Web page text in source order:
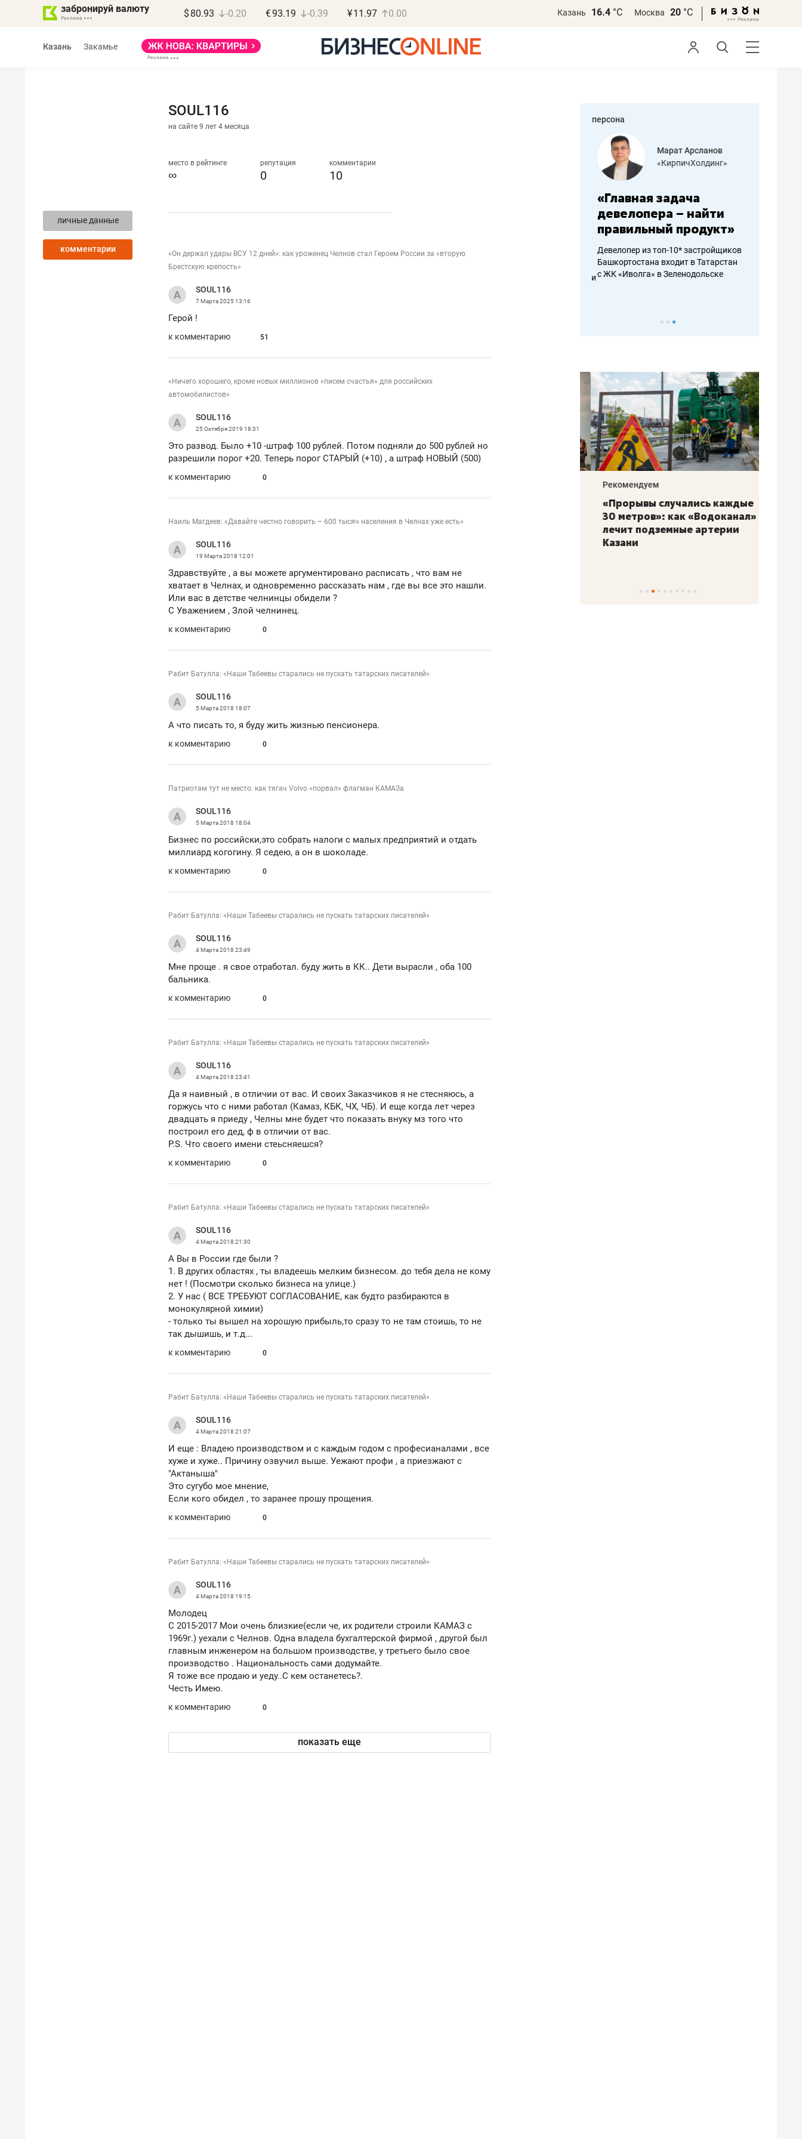
забронируй валюту $ 80.93 -0.20 €93.19 -0.39 ¥11.97 0.00 Казань 16.4 °С Москва 20 °С
Казань Закамье
личные данные
комментарии
SOUL116
на сайте 9 лет 4 месяца
место в рейтинге
∞
репутация
0
комментарии
10
«Он держал удары ВСУ 12 дней»: как уроженец Челнов стал Героем России за «вторую
Брестскую крепость»
SOUL116
7 Марта 202513:16
Герой !
к комментарию 51
«Ничего хорошего, кроме новых миллионов «писем счастья» для российских
автомобилистов»
SOUL116
25 Октября 2019 18:31
Это развод. Было +10 -штраф 100 рублей. Потом подняли до 500 рублей но
разрешили порог +20. Теперь порог СТАРЫЙ (+10) , а штраф НОВЫЙ (500)
к комментарию 0
Наиль Магдеев: «Давайте честно говорить – 600 тысяч населения в Челнах уже есть»
SOUL116
19 Марта 2018 12:01
Здравствуйте , а вы можете аргументировано расписать , что вам не
хватает в Челнах, и одновременно рассказать нам , где вы все это нашли.
Или вас в детстве челнинцы обидели ?
С Уважением , Злой челнинец.
к комментарию 0
Рабит Батулла: «Наши Табеевы старались не пускать татарских писателей»
SOUL116
5 Марта 2018 18:07
А что писать то, я буду жить жизнью пенсионера.
к комментарию 0
Патриотам тут не место: как тягач Volvo «порвал» флагман КАМАЗа
SOUL116
5 Марта 2018 18:04
Бизнес по российски,это собрать налоги с малых предприятий и отдать
миллиард когогину. Я седею, а он в шоколаде.
к комментарию 0
Рабит Батулла: «Наши Табеевы старались не пускать татарских писателей»
SOUL116
4 Марта 2018 23:49
Мне проще . я свое отработал. буду жить в КК.. Дети вырасли , оба 100
бальника.
к комментарию 0
Рабит Батулла: «Наши Табеевы старались не пускать татарских писателей»
SOUL116
4 Марта 2018 23:41
Да я наивный , в отличии от вас. И своих Заказчиков я не стесняюсь, а
горжусь что с ними работал (Камаз, КБК, ЧХ, ЧБ). И еще когда лет через
двадцать я приеду , Челны мне будет что показать внуку мз того что
построил его дед, ф в отличии от вас.
P.S. Что своего имени стеьсняешся?
к комментарию 0
Рабит Батулла: «Наши Табеевы старались не пускать татарских писателей»
SOUL116
4 Марта 2018 21:30
А Вы в России где были ?
1. В других областях , ты владеешь мелким бизнесом. до тебя дела не кому
нет ! (Посмотри сколько бизнеса на улице.)
2. У нас ( ВСЕ ТРЕБУЮТ СОГЛАСОВАНИЕ, как будто разбираются в
монокулярной химии)
- только ты вышел на хорошую прибыль,то сразу то не там стоишь, то не
так дышишь, и т.д...
к комментарию 0
Рабит Батулла: «Наши Табеевы старались не пускать татарских писателей»
SOUL116
4 Марта 2018 21:07
И еще : Владею производством и с каждым годом с професианалами , все
хуже и хуже.. Причину озвучил выше. Уежают профи , а приезжают с
"Актаныша"
Это сугубо мое мнение,
Если кого обидел , то заранее прошу прощения.
к комментарию 0
Рабит Батулла: «Наши Табеевы старались не пускать татарских писателей»
SOUL116
4 Марта 2018 19:15
Молодец
С 2015-2017 Мои очень близкие(если че, их родители строили КАМАЗ с
1969г.) уехали с Челнов. Одна владела бухгалтерской фирмой , другой был
главным инженером на большом производстве, у третьего было свое
производство . Национальность сами додумайте.
Я тоже все продаю и уеду..С кем останетесь?.
Честь Имею.
к комментарию 0
показать еще
персона
«КирпичХолдинг»
девелопера – найти
правильный продукт»
Девелопер из топ-10* застройщиков
Башкортостана входит в Татарстан
«Бросско»
помогает отвлечься
Марат Арсланов
«КирпичХолдинг»
«Главная задача
девелопера – найти
правильный продукт»
Девелопер из топ-10* застройщиков
Башкортостана входит в Татарстан
с ЖК «Иволга» в Зеленодольске
ищут не активы, а людей,
природе, работа
с ментальным и физическим
антихрупких команд
в Менделеевске прошла
Рекомендуем
«Прорывы случались каждые
30 метров»: как «Водоканал»
лечит подземные артерии
Казани